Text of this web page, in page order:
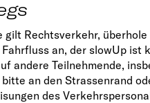
gilt Rechtsverkehr, überhole
an, der slowUp ist
andere Teilnehmende,
an den Strassenrand
des